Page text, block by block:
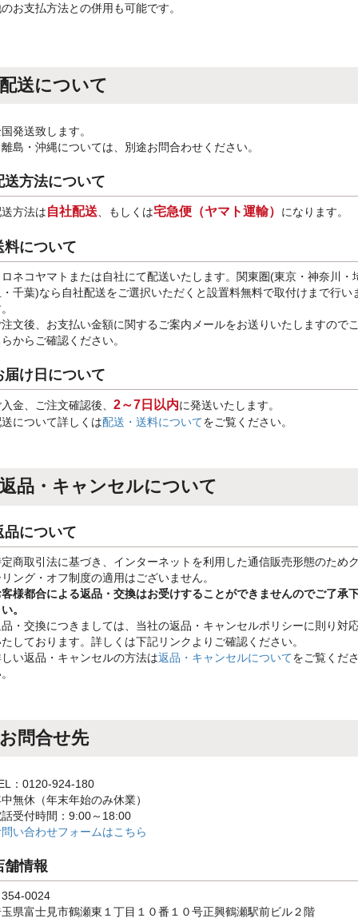
お支払方法との併用も可能です。
配送について
発送致します。
島・沖縄については、別途お問合わせください。
送方法について
方法は自社配送、もしくは宅急便（ヤマト運輸） になります。
料について
ネコヤマトまたは自社にて配送いたします。関東圏(東京・神奈川・
千葉)なら自社配送をご選択いただくと設置料無料で取付けまで行い
文後、お支払い金額に関するご案内メールをお送りいたしますので
からご確認ください。
届け日について
金、ご注文確認後、 2～7日以内に発送いたします。
について詳しくは配送・送料についてをご覧ください。
返品・キャンセルについて
品について
商取引法に基づき、インターネットを利用した通信販売形態のため
ング・オフ制度の適用はございません。
様都合による返品・交換はお受けすることができませんのでご了承
。
・交換につきましては、当社の返品・キャンセルポリシーに則り対
しております。詳しくは下記リンクよりご確認ください。
い返品・キャンセルの方法は返品・キャンセルについてをご覧くだ
お問合せ先
：0120-924-180
無休（年末年始のみ休業）
受付時間：9:00～18:00
い合わせフォームはこちら
舗情報
0024
県富士見市鶴瀬東１丁目１０番１０号正興鶴瀬駅前ビル２階